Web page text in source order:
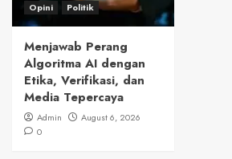
Opini Politik
Menjawab Perang
Algoritma AI dengan
Etika, Verifikasi, dan
Media Tepercaya
Admin
August 6, 2026
0